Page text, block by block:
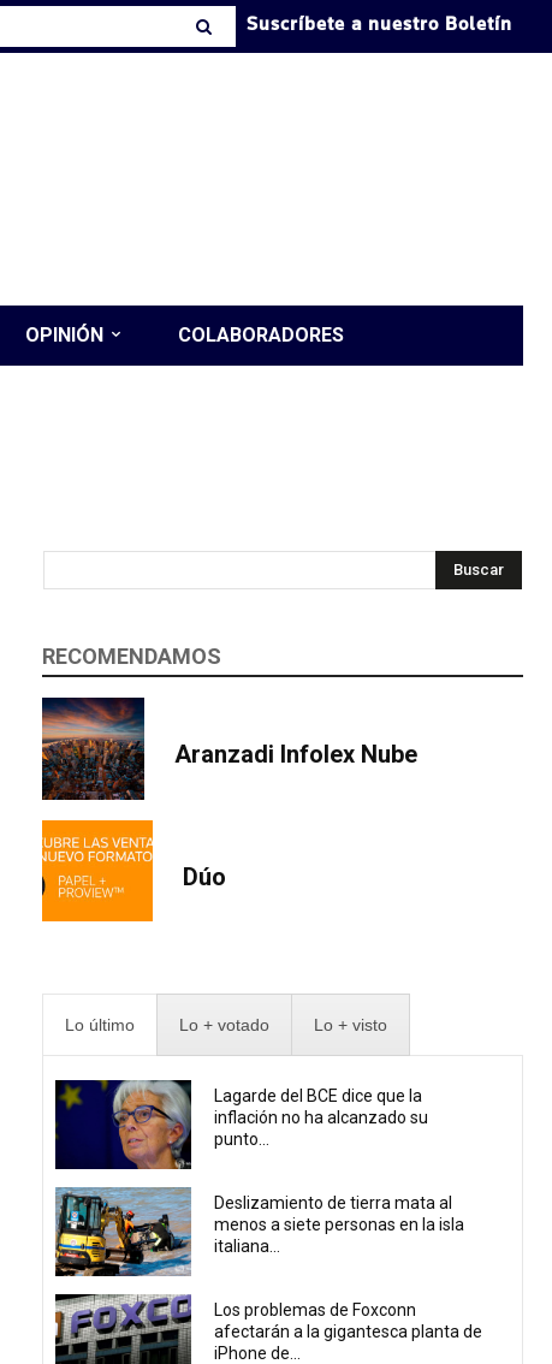
Suscríbete a nuestro Boletín
OPINIÓN COLABORADORES
Buscar
RECOMENDAMOS
Aranzadi Infolex Nube
Dúo
Lo último Lo + votado Lo + visto
Lagarde del BCE dice que la
inflación no ha alcanzado su
punto...
Deslizamiento de tierra mata al
menos a siete personas en la isla
italiana...
Los problemas de Foxconn
afectarán a la gigantesca planta de
iPhone de...